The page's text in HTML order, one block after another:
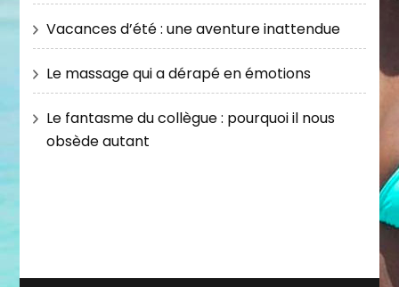
Vacances d’été : une aventure inattendue
Le massage qui a dérapé en émotions
Le fantasme du collègue : pourquoi il nous
obsède autant